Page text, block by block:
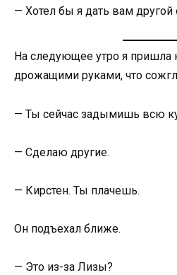
— Хотел бы я дать вам другой
На следующее утро я пришла
дрожащими руками, что
— Ты сейчас задымишь всю
— Сделаю другие.
— Кирстен. Ты плачешь.
Он подъехал ближе.
— Это из-за Лизы?